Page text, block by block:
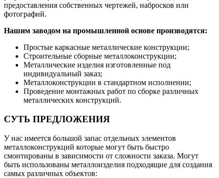
предоставления собственных чертежей, набросков или
фотографий.
Нашим заводом на промышленной основе производятся:
Простые каркасные металлические конструкции;
Строительные сборные металлоконструкции;
Металлические изделия изготовленные под
индивидуальный заказ;
Металлоконструкции в стандартном исполнении;
Проведение монтажных работ по сборке различных
металлических конструкций.
СУТЬ ПРЕДЛОЖЕНИЯ
У нас имеется большой запас отдельных элементов
металлоконструкций которые могут быть быстро
смонтированы в зависимости от сложности заказа. Могут
быть использованы металлоизделия подходящие для создания
самых различных объектов: